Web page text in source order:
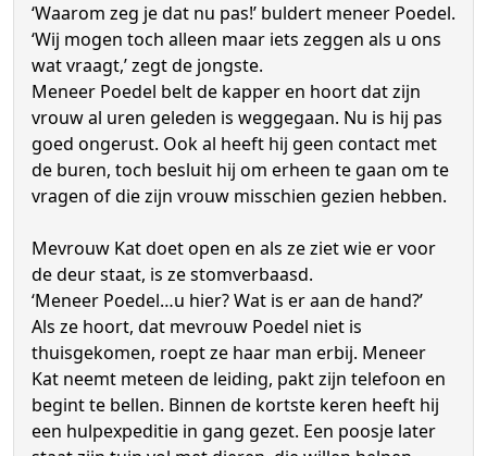
‘Waarom zeg je dat nu pas!’ buldert meneer Poedel.
‘Wij mogen toch alleen maar iets zeggen als u ons
wat vraagt,’ zegt de jongste.
Meneer Poedel belt de kapper en hoort dat zijn
vrouw al uren geleden is weggegaan. Nu is hij pas
goed ongerust. Ook al heeft hij geen contact met
de buren, toch besluit hij om erheen te gaan om te
vragen of die zijn vrouw misschien gezien hebben.
Mevrouw Kat doet open en als ze ziet wie er voor
de deur staat, is ze stomverbaasd.
‘Meneer Poedel…u hier? Wat is er aan de hand?’
Als ze hoort, dat mevrouw Poedel niet is
thuisgekomen, roept ze haar man erbij. Meneer
Kat neemt meteen de leiding, pakt zijn telefoon en
begint te bellen. Binnen de kortste keren heeft hij
een hulpexpeditie in gang gezet. Een poosje later